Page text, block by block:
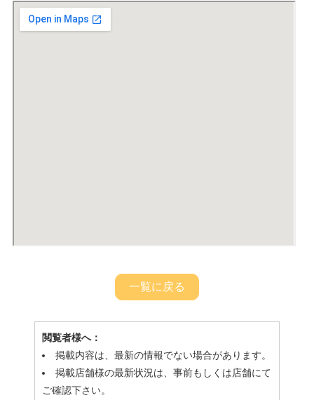
一覧に戻る
閲覧者様へ：
掲載内容は、最新の情報でない場合があります。
掲載店舗様の最新状況は、事前もしくは店舗にて
ご確認下さい。